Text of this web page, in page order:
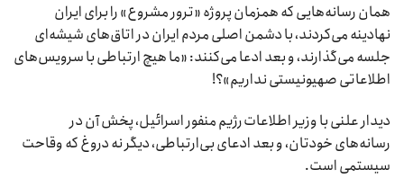
همان رسانه‌هایی که همزمان پروژه «ترور مشروع» را برای ایران
نهادینه می‌کردند، با دشمن اصلی مردم ایران در اتاق‌های شیشه‌ای
جلسه می‌گذارند، و بعد ادعا می‌کنند: «ما هیچ ارتباطی با سرویس‌های
اطلاعاتی صهیونیستی نداریم»؟!
دیدار علنی با وزیر اطلاعات رژیم منفور اسرائیل، پخش آن در
رسانه‌های خودتان، و بعد ادعای بی‌ارتباطی، دیگر نه دروغ که وقاحت
سیستمی است.